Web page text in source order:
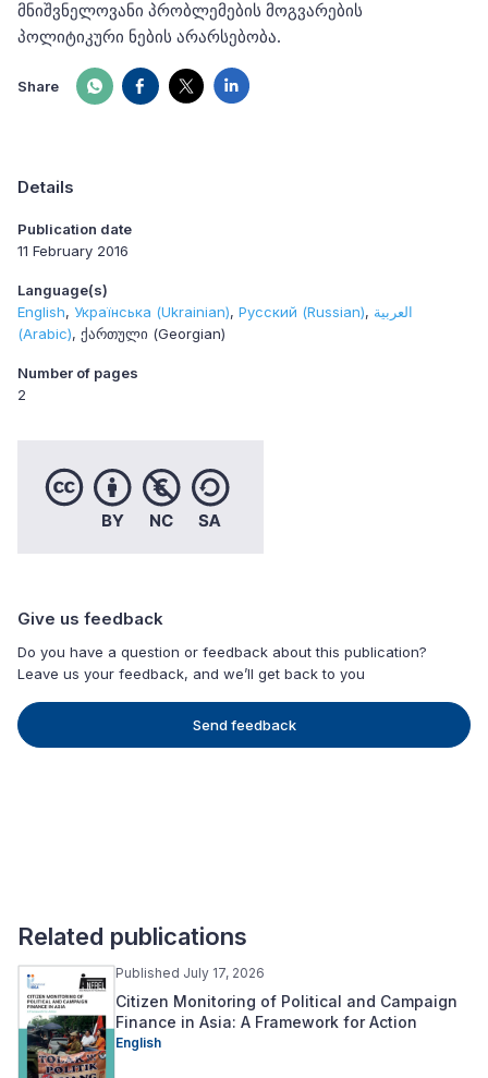
მნიშვნელოვანი პრობლემების მოგვარების
პოლიტიკური ნების არარსებობა.
Share
Details
Publication date
11 February 2016
Language(s)
English
Українська (Ukrainian) Русский (Russian)
العربية
(Arabic)
ქართული (Georgian)
Number of pages
2
Give us feedback
Do you have a question or feedback about this publication?
Leave us your feedback, and we’ll get back to you
Send feedback
Related publications
Published July 17, 2026
Citizen Monitoring of Political and Campaign
Finance in Asia: A Framework for Action
English